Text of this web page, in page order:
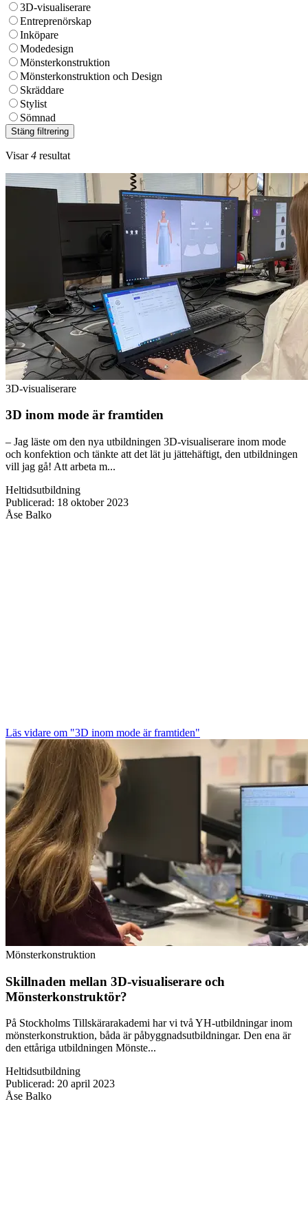
3D-visualiserare
Entreprenörskap
Inköpare
Modedesign
Mönsterkonstruktion
Mönsterkonstruktion och Design
Skräddare
Stylist
Sömnad
Stäng filtrering
Visar4 resultat
3D-visualiserare
3D inom mode är framtiden
– Jag läste om den nya utbildningen 3D-visualiserare inom mode
och konfektion och tänkte att det lät ju jättehäftigt, den utbildningen
vill jag gå! Att arbeta m...
Heltidsutbildning
Publicerad: 18 oktober 2023
Åse Balko
Läs vidare om "3D inom mode är framtiden"
Mönsterkonstruktion
Skillnaden mellan 3D-visualiserare och
Mönsterkonstruktör?
På Stockholms Tillskärarakademi har vi två YH-utbildningar inom
mönsterkonstruktion, båda är påbyggnadsutbildningar. Den ena är
den ettåriga utbildningen Mönste...
Heltidsutbildning
Publicerad: 20 april 2023
Åse Balko